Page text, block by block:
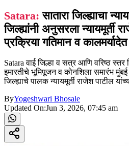
Satara: सातारा जिल्ह्याचा
जिल्ह्यांनी अनुसरला न्यायमूर्ती
प्रक्रिया गतिमान व कालमर्यादेत
Satara वाई जिल्हा व सत्र आणि वरिष्ठ स्तर
इमारतीचे भूमिपूजन व कोनशिला समारंभ
जिल्ह्याचे पालक न्यायमूर्ती राजेश पाटील
ByYogeshwari Bhosale
Updated On:Jun 3, 2026, 07:45 am